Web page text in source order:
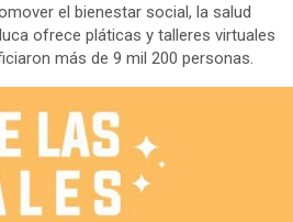
el bienestar social, la salud
ofrece pláticas y talleres virtuales
más de 9 mil 200 personas.